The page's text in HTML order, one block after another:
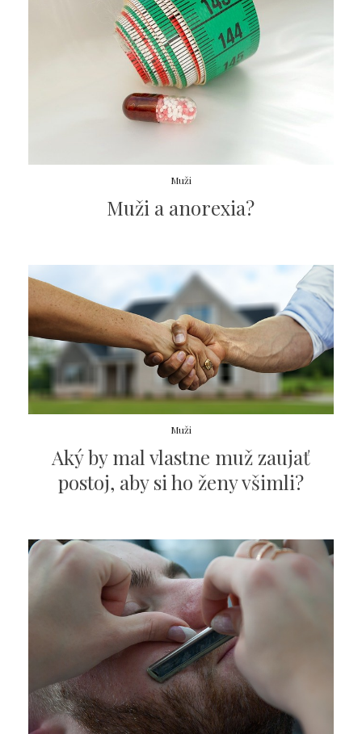
Muži
Muži a anorexia?
Muži
Aký by mal vlastne muž zaujať
postoj, aby si ho ženy všimli?